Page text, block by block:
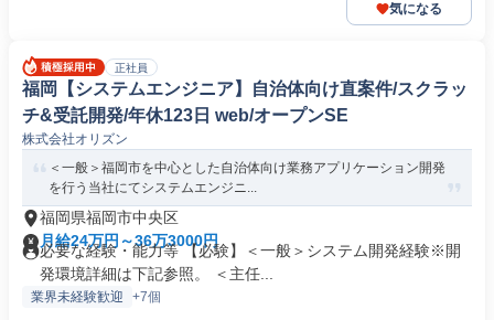
気になる
正社員
福岡【システムエンジニア】自治体向け直案件/スクラッ
チ&受託開発/年休123日 web/オープンSE
株式会社オリズン
＜一般＞福岡市を中心とした自治体向け業務アプリケーション開発
を行う当社にてシステムエンジニ...
福岡県福岡市中央区
月給24万円～36万3000円
必要な経験・能力等 【必験】＜一般＞システム開発経験※開
発環境詳細は下記参照。 ＜主任...
業界未経験歓迎 +7個